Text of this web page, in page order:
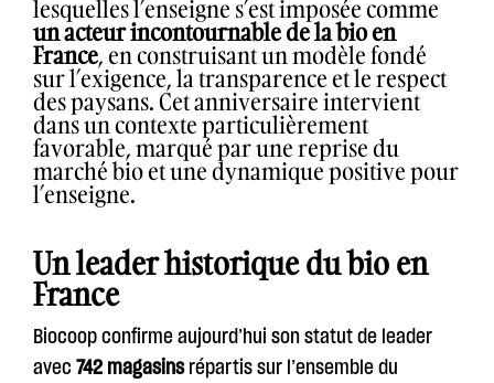
lesquelles l’enseigne s’est imposée comme
un acteur incontournable de la bio en
France, en construisant un modèle fondé
sur l’exigence, la transparence et le respect
des paysans. Cet anniversaire intervient
dans un contexte particulièrement
favorable, marqué par une reprise du
marché bio et une dynamique positive pour
l’enseigne.
Un leader historique du bio en
France
Biocoop confirme aujourd’hui son statut de leader
avec 742 magasinsrépartis sur l’ensemble du